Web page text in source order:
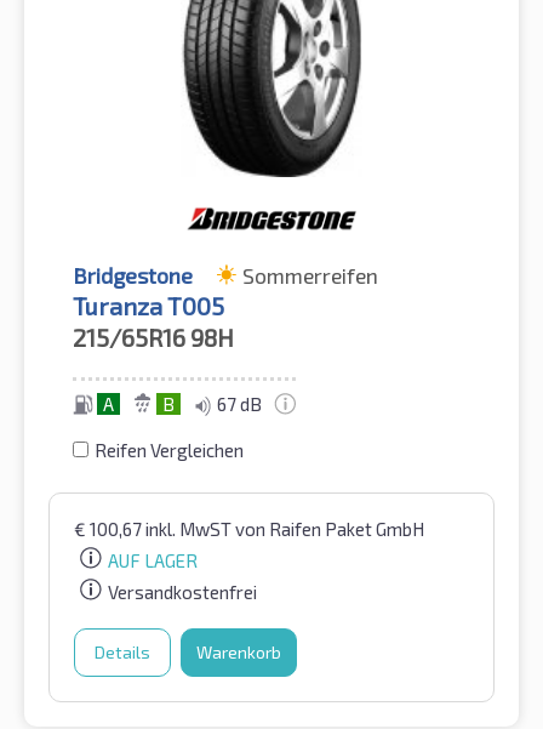
Bridgestone Sommerreifen
Turanza T005
215/65R16 98H
A B 67 dB
Reifen Vergleichen
€ 100,67inkl. MwSTvon Raifen Paket GmbH
AUF LAGER
Versandkostenfrei
Details Warenkorb